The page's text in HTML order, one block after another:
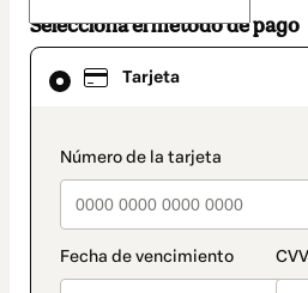
Selecciona el método de pago
Tarjeta
El
método
seleccionado
Tarjeta